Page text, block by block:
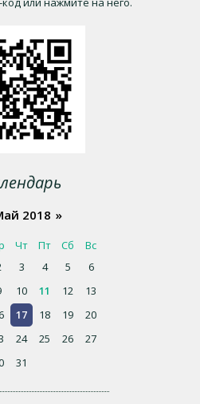
2018 »
Чт Пт Сб
Вс
3 4 5
6
10 11 12
13
17 18 19
20
24 25 26
27
31